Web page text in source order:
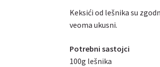
Keksići od lešnika su
veoma ukusni.
Potrebni sastojci
100g lešnika